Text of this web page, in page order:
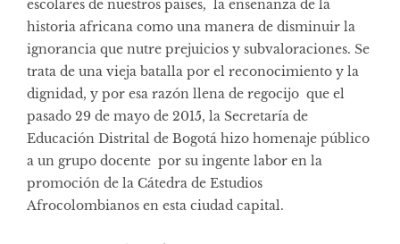
escolares de nuestros países, la enseñanza de la
historia africana como una manera de disminuir la
ignorancia que nutre prejuicios y subvaloraciones. Se
trata de una vieja batalla por el reconocimiento y la
dignidad, y por esa razón llena de regocijo que el
pasado 29 de mayo de 2015, la Secretaría de
Educación Distrital de Bogotá hizo homenaje público
a un grupo docente por su ingente labor en la
promoción de la Cátedra de Estudios
Afrocolombianos en esta ciudad capital.